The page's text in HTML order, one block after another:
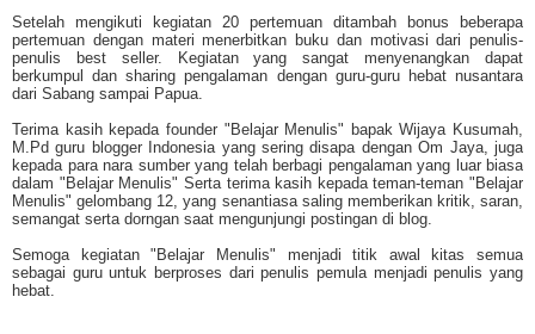
Setelah mengikuti kegiatan 20 pertemuan ditambah bonus beberapa
pertemuan dengan materi menerbitkan buku dan motivasi dari penulis-
penulis best seller. Kegiatan yang sangat menyenangkan dapat
berkumpul dan sharing pengalaman dengan guru-guru hebat nusantara
dari Sabang sampai Papua.
Terima kasih kepada founder "Belajar Menulis" bapak Wijaya Kusumah,
M.Pd guru blogger Indonesia yang sering disapa dengan Om Jaya, juga
kepada para nara sumber yang telah berbagi pengalaman yang luar biasa
dalam "Belajar Menulis" Serta terima kasih kepada teman-teman "Belajar
Menulis" gelombang 12, yang senantiasa saling memberikan kritik, saran,
semangat serta dorngan saat mengunjungi postingan di blog.
Semoga kegiatan "Belajar Menulis" menjadi titik awal kitas semua
sebagai guru untuk berproses dari penulis pemula menjadi penulis yang
hebat.